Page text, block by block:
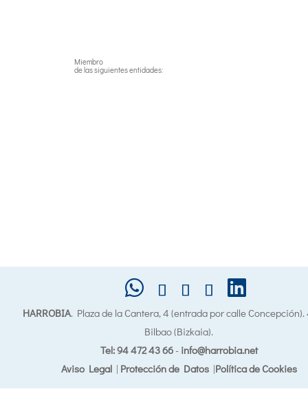
Miembro
de las siguientes entidades:
HARROBIA. Plaza de la Cantera, 4 (entrada por calle
Bilbao (Bizkaia).
Tel: 94 472 43 66- info@harrobia.net
Aviso Legal| Protección de Datos|Política de Cookies